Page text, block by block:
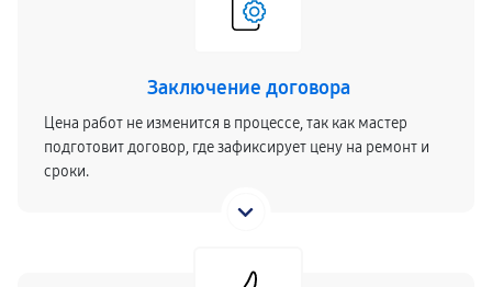
Заключение договора
Цена работ не изменится в процессе, так как мастер
подготовит договор, где зафиксирует цену на ремонт и
сроки.